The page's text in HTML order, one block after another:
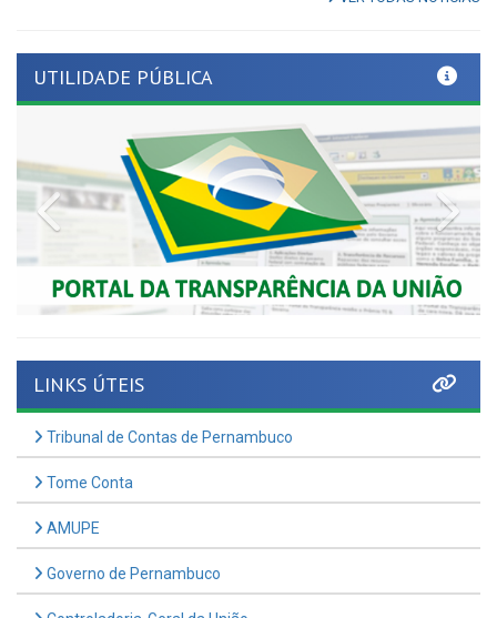
Previous
Tribunal de Contas de Pernambuco
Tome Conta
AMUPE
Governo de Pernambuco
Controladoria-Geral da União